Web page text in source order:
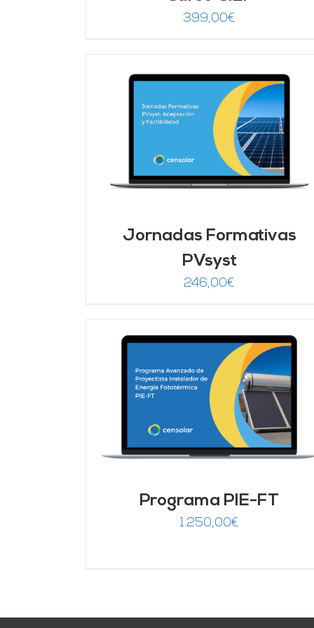
399,00€
Jornadas Formativas
PVsyst
246,00€
AÑADIR AL CARRITO / DETALLES
Programa PIE-FT
1.250,00€
AÑADIR AL CARRITO / DETALLES